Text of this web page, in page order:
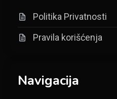
Politika Privatnosti
Pravila korišćenja
Navigacija